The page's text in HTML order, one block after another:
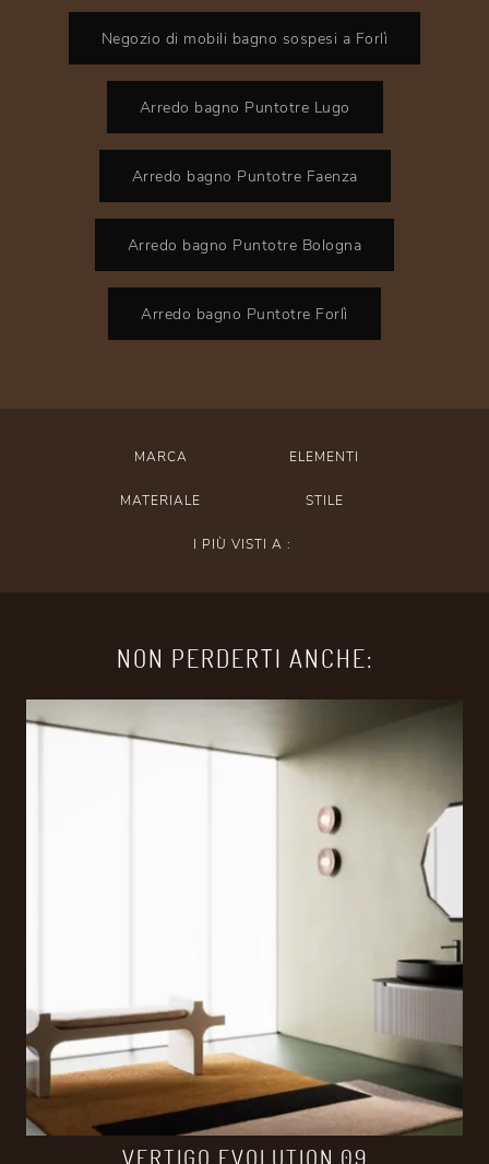
Negozio di mobili bagno sospesi a Forlì
Arredo bagno Puntotre Lugo
Arredo bagno Puntotre Faenza
Arredo bagno Puntotre Bologna
Arredo bagno Puntotre Forlì
MARCA ELEMENTI
MATERIALE STILE
I PIÙ VISTI A :
NON PERDERTI ANCHE:
VERTIGO EVOLUTION 09